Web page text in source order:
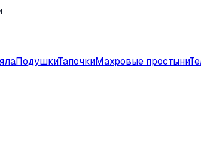
ПодушкиТапочкиМахровые простыни